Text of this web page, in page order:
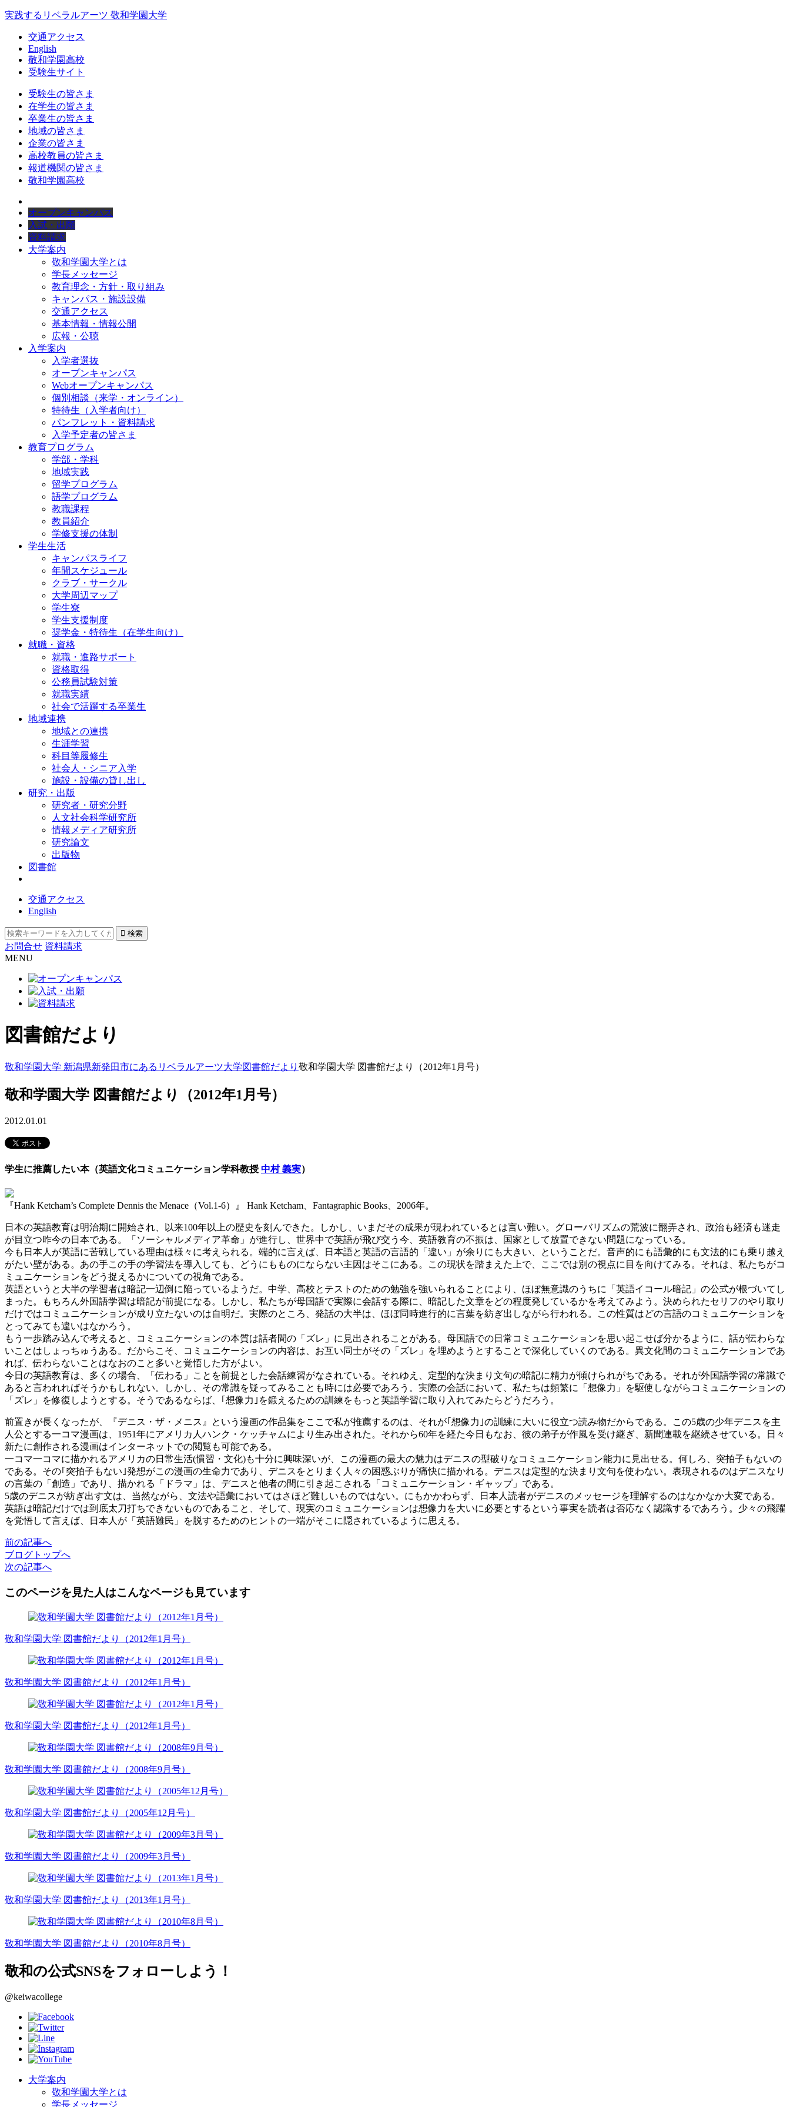
実践するリベラルアーツ 敬和学園大学
交通アクセス
English
敬和学園高校
受験生サイト
受験生の皆さま
在学生の皆さま
卒業生の皆さま
地域の皆さま
企業の皆さま
高校教員の皆さま
報道機関の皆さま
敬和学園高校
オープンキャンパス
入試・出願
資料請求
大学案内
敬和学園大学とは
学長メッセージ
教育理念・方針・取り組み
キャンパス・施設設備
交通アクセス
基本情報・情報公開
広報・公聴
入学案内
入学者選抜
オープンキャンパス
Webオープンキャンパス
個別相談（来学・オンライン）
特待生（入学者向け）
パンフレット・資料請求
入学予定者の皆さま
教育プログラム
学部・学科
地域実践
留学プログラム
語学プログラム
教職課程
教員紹介
学修支援の体制
学生生活
キャンパスライフ
年間スケジュール
クラブ・サークル
大学周辺マップ
学生寮
学生支援制度
奨学金・特待生（在学生向け）
就職・資格
就職・進路サポート
資格取得
公務員試験対策
就職実績
社会で活躍する卒業生
地域連携
地域との連携
生涯学習
科目等履修生
社会人・シニア入学
施設・設備の貸し出し
研究・出版
研究者・研究分野
人文社会科学研究所
情報メディア研究所
研究論文
出版物
図書館
交通アクセス
English
お問合せ 資料請求
MENU
図書館だより
敬和学園大学 新潟県新発田市にあるリベラルアーツ大学図書館だより 敬和学園大学 図書館だより（2012年1月号）
敬和学園大学 図書館だより（2012年1月号）
2012.01.01
学生に推薦したい本（英語文化コミュニケーション学科教授 中村 義実）
『Hank Ketcham’s Complete Dennis the Menace（Vol.1-6）』 Hank Ketcham、Fantagraphic Books、2006年。
日本の英語教育は明治期に開始され、以来100年以上の歴史を刻んできた。しかし、いまだその成果が現われているとは言い難い。グローバリズムの荒波に翻弄され、政治も経済も迷走
が目立つ昨今の日本である。「ソーシャルメディア革命」が進行し、世界中で英語が飛び交う今、英語教育の不振は、国家として放置できない問題になっている。
今も日本人が英語に苦戦している理由は様々に考えられる。端的に言えば、日本語と英語の言語的「違い」が余りにも大きい、ということだ。音声的にも語彙的にも文法的にも乗り越え
がたい壁がある。あの手この手の学習法を導入しても、どうにもものにならない主因はそこにある。この現状を踏まえた上で、ここでは別の視点に目を向けてみる。それは、私たちがコ
ミュニケーションをどう捉えるかについての視角である。
英語というと大半の学習者は暗記一辺倒に陥っているようだ。中学、高校とテストのための勉強を強いられることにより、ほぼ無意識のうちに「英語イコール暗記」の公式が根づいてし
まった。もちろん外国語学習は暗記が前提になる。しかし、私たちが母国語で実際に会話する際に、暗記した文章をどの程度発しているかを考えてみよう。決められたセリフのやり取り
だけではコミュニケーションが成り立たないのは自明だ。実際のところ、発話の大半は、ほぼ同時進行的に言葉を紡ぎ出しながら行われる。この性質はどの言語のコミュニケーションを
とってみても違いはなかろう。
もう一歩踏み込んで考えると、コミュニケーションの本質は話者間の「ズレ」に見出されることがある。母国語での日常コミュニケーションを思い起こせば分かるように、話が伝わらな
いことはしょっちゅうある。だからこそ、コミュニケーションの内容は、お互い同士がその「ズレ」を埋めようとすることで深化していくのである。異文化間のコミュニケーションであ
れば、伝わらないことはなおのこと多いと覚悟した方がよい。
今日の英語教育は、多くの場合、「伝わる」ことを前提とした会話練習がなされている。それゆえ、定型的な決まり文句の暗記に精力が傾けられがちである。それが外国語学習の常識で
あると言われればそうかもしれない。しかし、その常識を疑ってみることも時には必要であろう。実際の会話において、私たちは頻繁に「想像力」を駆使しながらコミュニケーションの
「ズレ」を修復しようとする。そうであるならば、｢想像力｣を鍛えるための訓練をもっと英語学習に取り入れてみたらどうだろう。
前置きが長くなったが、『デニス・ザ・メニス』という漫画の作品集をここで私が推薦するのは、それが｢想像力｣の訓練に大いに役立つ読み物だからである。この5歳の少年デニスを主
人公とする一コマ漫画は、1951年にアメリカ人ハンク・ケッチャムにより生み出された。それから60年を経た今日もなお、彼の弟子が作風を受け継ぎ、新聞連載を継続させている。日々
新たに創作される漫画はインターネットでの閲覧も可能である。
一コマ一コマに描かれるアメリカの日常生活(慣習・文化)も十分に興味深いが、この漫画の最大の魅力はデニスの型破りなコミュニケーション能力に見出せる。何しろ、突拍子もないの
である。その｢突拍子もない｣発想がこの漫画の生命力であり、デニスをとりまく人々の困惑ぶりが痛快に描かれる。デニスは定型的な決まり文句を使わない。表現されるのはデニスなり
の言葉の「創造」であり、描かれる「ドラマ」は、デニスと他者の間に引き起こされる「コミュニケーション・ギャップ」である。
5歳のデニスが紡ぎ出す文は、当然ながら、文法や語彙においてはさほど難しいものではない。にもかかわらず、日本人読者がデニスのメッセージを理解するのはなかなか大変である。
英語は暗記だけでは到底太刀打ちできないものであること、そして、現実のコミュニケーションは想像力を大いに必要とするという事実を読者は否応なく認識するであろう。少々の飛躍
を覚悟して言えば、日本人が「英語難民」を脱するためのヒントの一端がそこに隠されているように思える。
前の記事へ
ブログ トップへ
次の記事へ
このページを見た人はこんなページも見ています
敬和学園大学 図書館だより（2012年1月号）
敬和学園大学 図書館だより（2012年1月号）
敬和学園大学 図書館だより（2012年1月号）
敬和学園大学 図書館だより（2008年9月号）
敬和学園大学 図書館だより（2005年12月号）
敬和学園大学 図書館だより（2009年3月号）
敬和学園大学 図書館だより（2013年1月号）
敬和学園大学 図書館だより（2010年8月号）
敬和の公式SNSをフォローしよう！
@keiwacollege
大学案内
敬和学園大学とは
学長メッセージ